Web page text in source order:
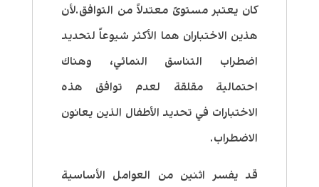
كان يعتبر مستوىً معتدلاً من التوافق.لأن
هذين الاختباران هما الأكثر شيوعاً لتحديد
اضطراب التناسق النمائي، وهناك
احتمالية مقلقة لعدم توافق هذه
الاختبارات في تحديد الأطفال الذين يعانون
الاضطراب.
قد يفسر اثنين من العوامل الأساسية